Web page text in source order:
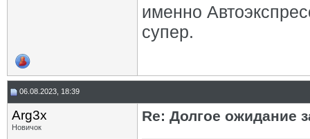
именно
супер.
06.08.2023, 18:39
Arg3x
Новичок
Re: Долгое ожидание